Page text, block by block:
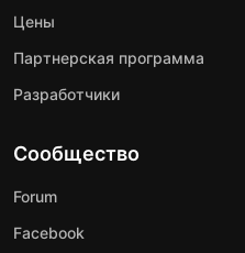
Цены
Партнерская программа
Разработчики
Сообщество
Forum
Facebook